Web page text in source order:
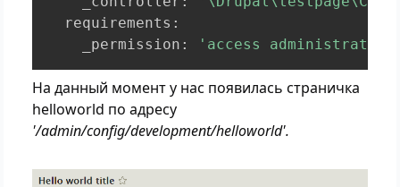
  requirements
:
    _permission
: 'access administration
На данный момент у нас появилась страничка
helloworld по адресу
'/admin/config/development/helloworld'.